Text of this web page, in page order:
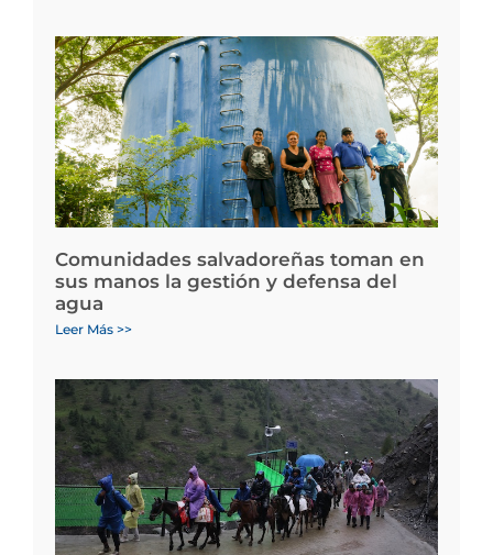
Comunidades salvadoreñas toman en
sus manos la gestión y defensa del
agua
Leer Más >>